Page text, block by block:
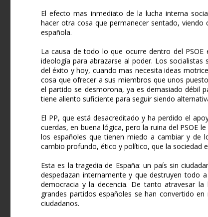
El efecto mas inmediato de la lucha interna
hacer otra cosa que permanecer sentado,
española.
La causa de todo lo que ocurre dentro del
ideología para abrazarse al poder. Los
del éxito y hoy, cuando mas necesita ideas
cosa que ofrecer a sus miembros que unos
el partido se desmorona, ya es demasiado débil
tiene aliento suficiente para seguir siendo
El PP, que está desacreditado y ha perdido el
cuerdas, en buena lógica, pero la ruina del PSOE
los españoles que tienen miedo a cambiar y de
cambio profundo, ético y político, que la sociedad
Esta es la tragedia de España: un país sin
despedazan internamente y que destruyen todo
democracia y la decencia. De tanto atravesar
grandes partidos españoles se han convertido
ciudadanos.